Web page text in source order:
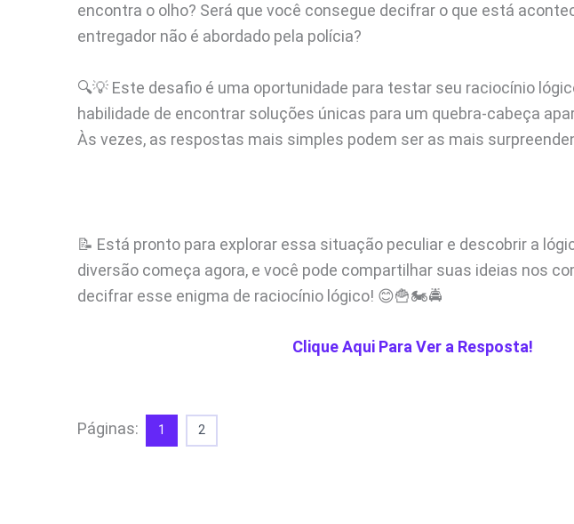
encontra o olho? Será que você consegue decifrar o que está
entregador não é abordado pela polícia?
🔍💡 Este desafio é uma oportunidade para testar seu raciocínio
habilidade de encontrar soluções únicas para um quebra-cabeça
Às vezes, as respostas mais simples podem ser as mais
📝 Está pronto para explorar essa situação peculiar e descobrir a
diversão começa agora, e você pode compartilhar suas ideias nos
decifrar esse enigma de raciocínio lógico! 😊🍟🏍️🚔
Clique Aqui Para Ver a Resposta!
Páginas: 1 2